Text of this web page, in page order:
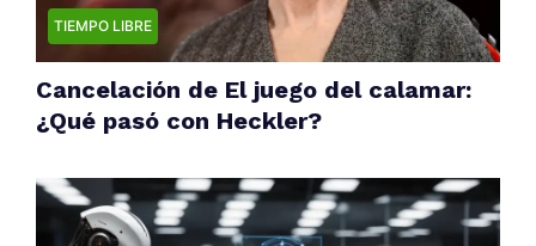
TIEMPO LIBRE
Cancelación de El juego del calamar:
¿Qué pasó con Heckler?